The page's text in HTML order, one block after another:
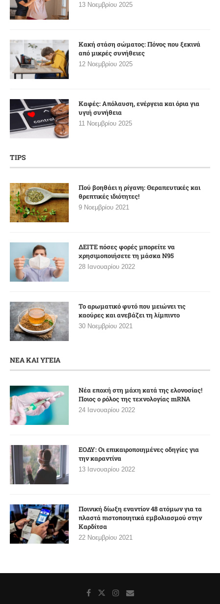
13 Νοεμβρίου 2025
Κακή στάση σώματος: Πόνος που ξεκινά
από μικρές συνήθειες
12 Νοεμβρίου 2025
Καφές: Απόλαυση, ενέργεια και όρια για
υγιή συνήθεια
11 Νοεμβρίου 2025
TIPS
Πού βοηθάει η ρίγανη: Θεραπευτικές και
θρεπτικές ιδιότητες!
9 Νοεμβρίου 2021
ΔΕΙΤΕ πόσες φορές μπορείτε να
χρησιμοποιήσετε τη μάσκα N95
28 Ιανουαρίου 2022
Το αρωματικό φυτό που μειώνει τις
καούρες και ανεβάζει τη λίμπιντο
30 Νοεμβρίου 2021
ΝΕΑ ΚΑΙ ΥΓΕΙΑ
Νέα εποχή στη μάχη κατά της ελονοσίας!
Ποιος ο ρόλος της τεχνολογίας mRNA
24 Ιανουαρίου 2022
ΕΟΔΥ: Οι επικαιροποιημένες οδηγίες για
την καραντίνα
13 Ιανουαρίου 2022
Ποινική δίωξη εναντίον 48 ατόμων για τα
πλαστά πιστοποιητικά εμβολιασμού στην
Καρδίτσα
22 Νοεμβρίου 2021